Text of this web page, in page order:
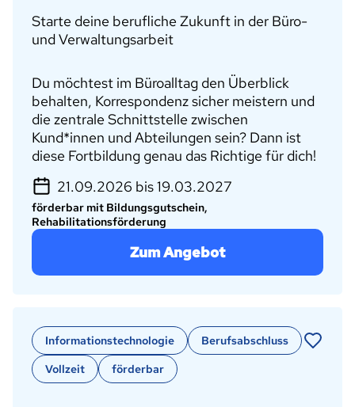
Starte deine berufliche Zukunft in der Büro-
und Verwaltungsarbeit
Du möchtest im Büroalltag den Überblick
behalten, Korrespondenz sicher meistern und
die zentrale Schnittstelle zwischen
Kund*innen und Abteilungen sein? Dann ist
diese Fortbildung genau das Richtige für dich!
21.09.2026 bis 19.03.2027
förderbar mit Bildungsgutschein,
Rehabilitationsförderung
Zum Angebot
Informationstechnologie
Berufsabschluss
Vollzeit
förderbar